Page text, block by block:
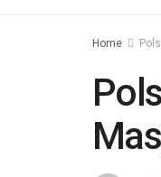
Home